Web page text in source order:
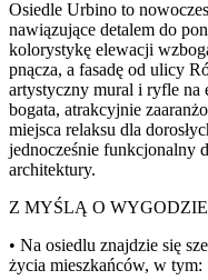
Osiedle Urbino to
nawiązujące detalem do
kolorystykę elewacji
pnącza, a fasadę od ulicy
artystyczny mural i ryfle na
bogata, atrakcyjnie
miejsca relaksu dla
jednocześnie funkcjonalny
architektury.
Z MYŚLĄ O WYGODZIE
• Na osiedlu znajdzie się
życia mieszkańców, w tym: